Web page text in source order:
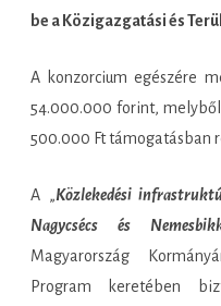
be a Közigazgatási és
A konzorcium egészére
54.000.000 forint,
500.000 Ft támogatásban
A „Közlekedési
Nagycsécs és
Magyarország
Program keretében